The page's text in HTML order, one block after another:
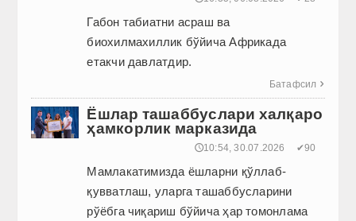
Габон табиатни асраш ва
биохилмахиллик бўйича Африкада
етакчи давлатдир.
Батафсил 
Ёшлар ташаббуслари халқаро
ҳамкорлик марказида
🕔10:54, 30.07.2026 ✔90
Мамлакатимизда ёшларни қўллаб-
қувватлаш, уларга ташаб­бусларини
рўёбга чиқариш бўйича ҳар томонлама